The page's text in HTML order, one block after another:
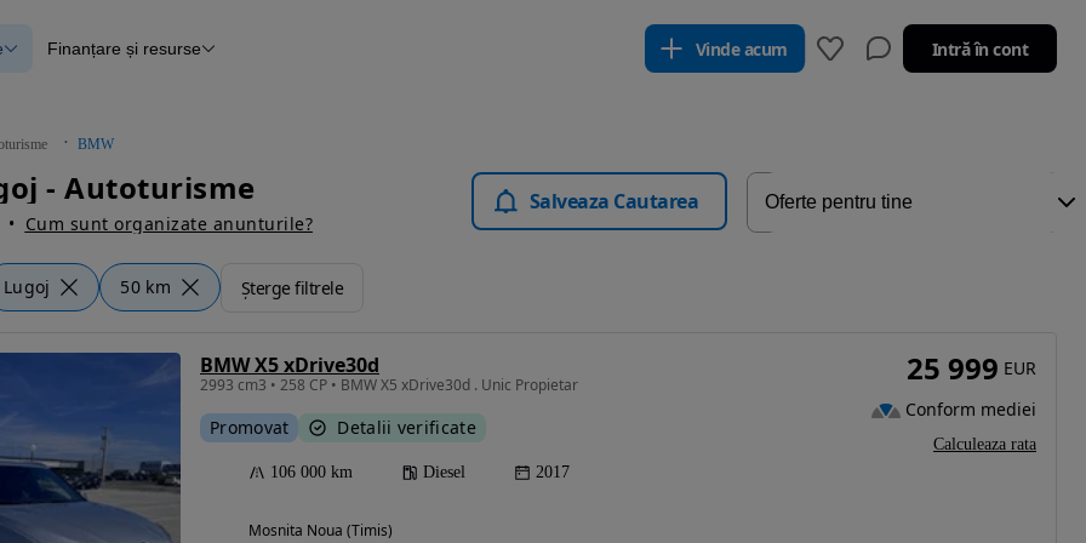
verificate
Blog Autovit.ro
Finanțare și resurse Vinde acum Intră în cont
BMW
- Autoturisme
Cum sunt organizate anunturile?
Salveaza Cautarea
Lugoj 50 km Șterge filtrele
BMW X5 xDrive30d
2993 cm3 • 258 CP • BMW X5 xDrive30d . Unic Propietar
Promovat Detalii verificate
106 000 km Diesel 2017
Mosnita Noua (Timis)
25 999 EUR
Conform mediei
Calculeaza rata